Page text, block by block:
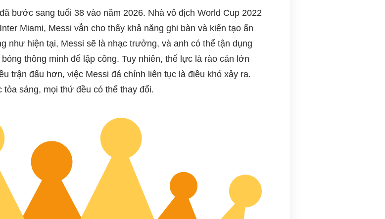
bước sang tuổi 38 vào năm 2026. Nhà vô địch World Cup 2022
Miami, Messi vẫn cho thấy khả năng ghi bàn và kiến tạo ấn
như hiện tại, Messi sẽ là nhạc trưởng, và anh có thể tận dụng
thông minh để lập công. Tuy nhiên, thể lực là rào cản lớn
trận đấu hơn, việc Messi đá chính liên tục là điều khó xảy ra.
sáng, mọi thứ đều có thể thay đổi.